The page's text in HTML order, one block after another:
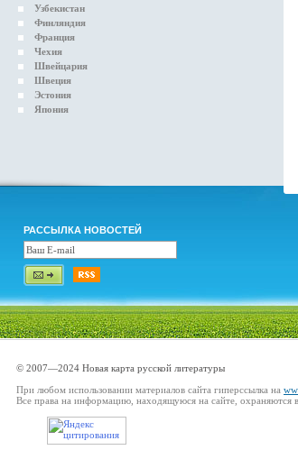
Узбекистан
Финляндия
Франция
Чехия
Швейцария
Швеция
Эстония
Япония
РАССЫЛКА НОВОСТЕЙ
© 2007—2024 Новая карта русской литературы
При любом использовании материалов сайта гиперссылка на
Все права на информацию, находящуюся на сайте, охраняются в